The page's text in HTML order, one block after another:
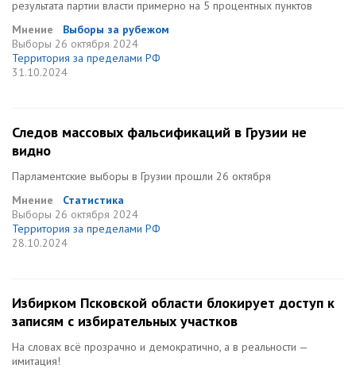
результата партии власти примерно на 5 процентных пунктов
Мнение
Выборы за рубежом
Выборы 26 октября 2024
Территория за пределами РФ
31.10.2024
Следов массовых фальсификаций в Грузии не
видно
Парламентские выборы в Грузии прошли 26 октября
Мнение
Статистика
Выборы 26 октября 2024
Территория за пределами РФ
28.10.2024
Избирком Псковской области блокирует доступ к
записям с избирательных участков
На словах всё прозрачно и демократично, а в реальности —
имитация!